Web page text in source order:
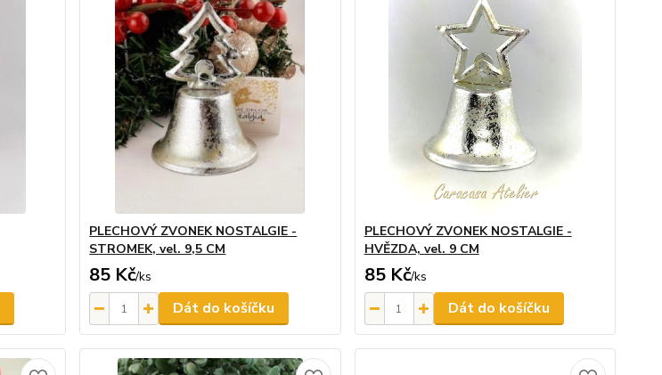
PLECHOVÝ ZVONEK NOSTALGIE -
STROMEK, vel. 9,5 CM
85 Kč/ks
Dát do košíčku
PLECHOVÝ ZVONEK NOSTALGIE -
HVĚZDA, vel. 9 CM
85 Kč/ks
Dát do košíčku